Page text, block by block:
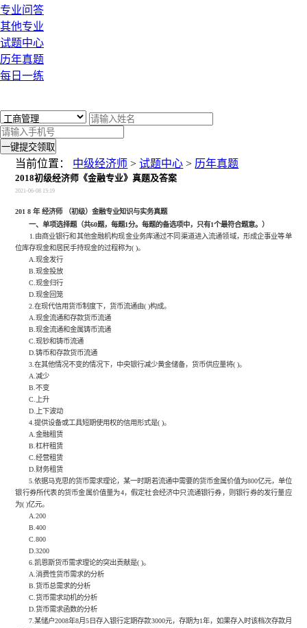
专业问答
其他专业
试题中心
历年真题
每日一练
一键提交领取
当前位置： 中级经济师 >试题中心 > 历年真题
2018初级经济师《金融专业》真题及答案
2021-06-08 15:19
201 8 年 经济师
（初级）金融专业知识与实务真题
一、单项选择题（共60题，每题1分。每题的备选项中，只有1个最符合题意。）
1.由商业银行和其他金融机构现金业务库通过不同渠道进入流通领域，形成企事业等单
位库存现金和居民手持现金的过程称为( )。
A.现金发行
B.现金投放
C.现金归行
D.现金回笼
2.在现代信用货币制度下，货币流通由( )构成。
A.现金流通和存款货币流通
B.现金流通和金属铸币流通
C.现钞和铸币流通
D.铸币和存款货币流通
3.在其他情况不变的情况下，中央银行减少黄金储备，货币供应量将( )。
A.减少
B.不变
C.上升
D.上下波动
4.提供设备或工具短期使用权的信用形式是( )。
A.金融租赁
B.杠杆租赁
C.经营租赁
D.财务租赁
5.依据马克思的货币需求理论，某一时期若流通中需要的货币金属价值为800亿元，单位
银行券所代表的货币金属价值量为4，假定社会经济中只流通银行券，则银行券的发行量应
为( )亿元。
A.200
B.400
C.800
D.3200
6.凯恩斯货币需求理论的突出贡献是( )。
A.消费性货币需求的分析
B.货币总需求的分析
C.货币需求动机的分析
D.货币需求函数的分析
7.某储户2008年8月5日存入银行定期存款3000元，存期为1年，如果存入时该档次存款月